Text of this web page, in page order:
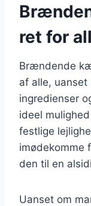
ret for
Brændende
af alle, uanset
ingredienser
ideel
festlige
imødekomme
den til en
Uanset om